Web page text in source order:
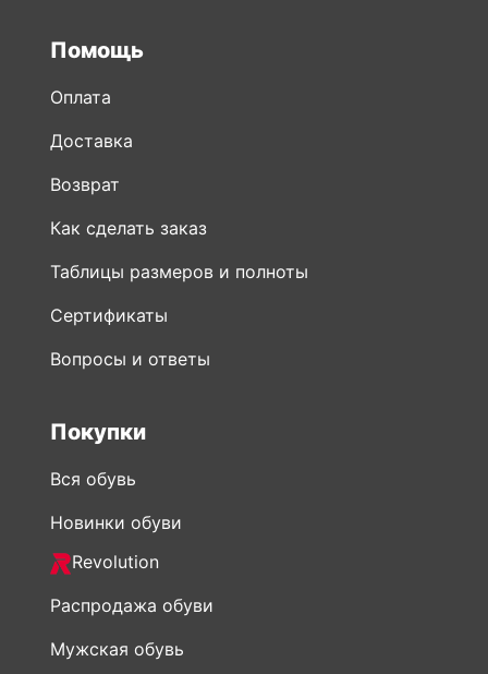
Помощь
Оплата
Доставка
Возврат
Как сделать заказ
Таблицы размеров и полноты
Сертификаты
Вопросы и ответы
Покупки
Вся обувь
Новинки обуви
Revolution
Распродажа обуви
Мужская обувь